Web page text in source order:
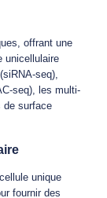
offrant une
unicellulaire
seq),
seq), les multi-
de surface
unique
fournir des